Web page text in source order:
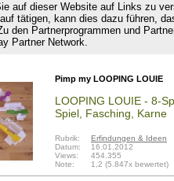
auf dieser Website auf Links zu
tätigen, kann dies dazu führen,
den Partnerprogrammen und
Partner Network.
Pimp my LOOPING LOUIE
LOOPING LOUIE - 8-
Spiel, Fasching, Karne
Rubrik:
Erfindungen & Ideen
Datum:
16.01.2012
Views:
454.355
Note:
1,2 (5.847x bewertet)